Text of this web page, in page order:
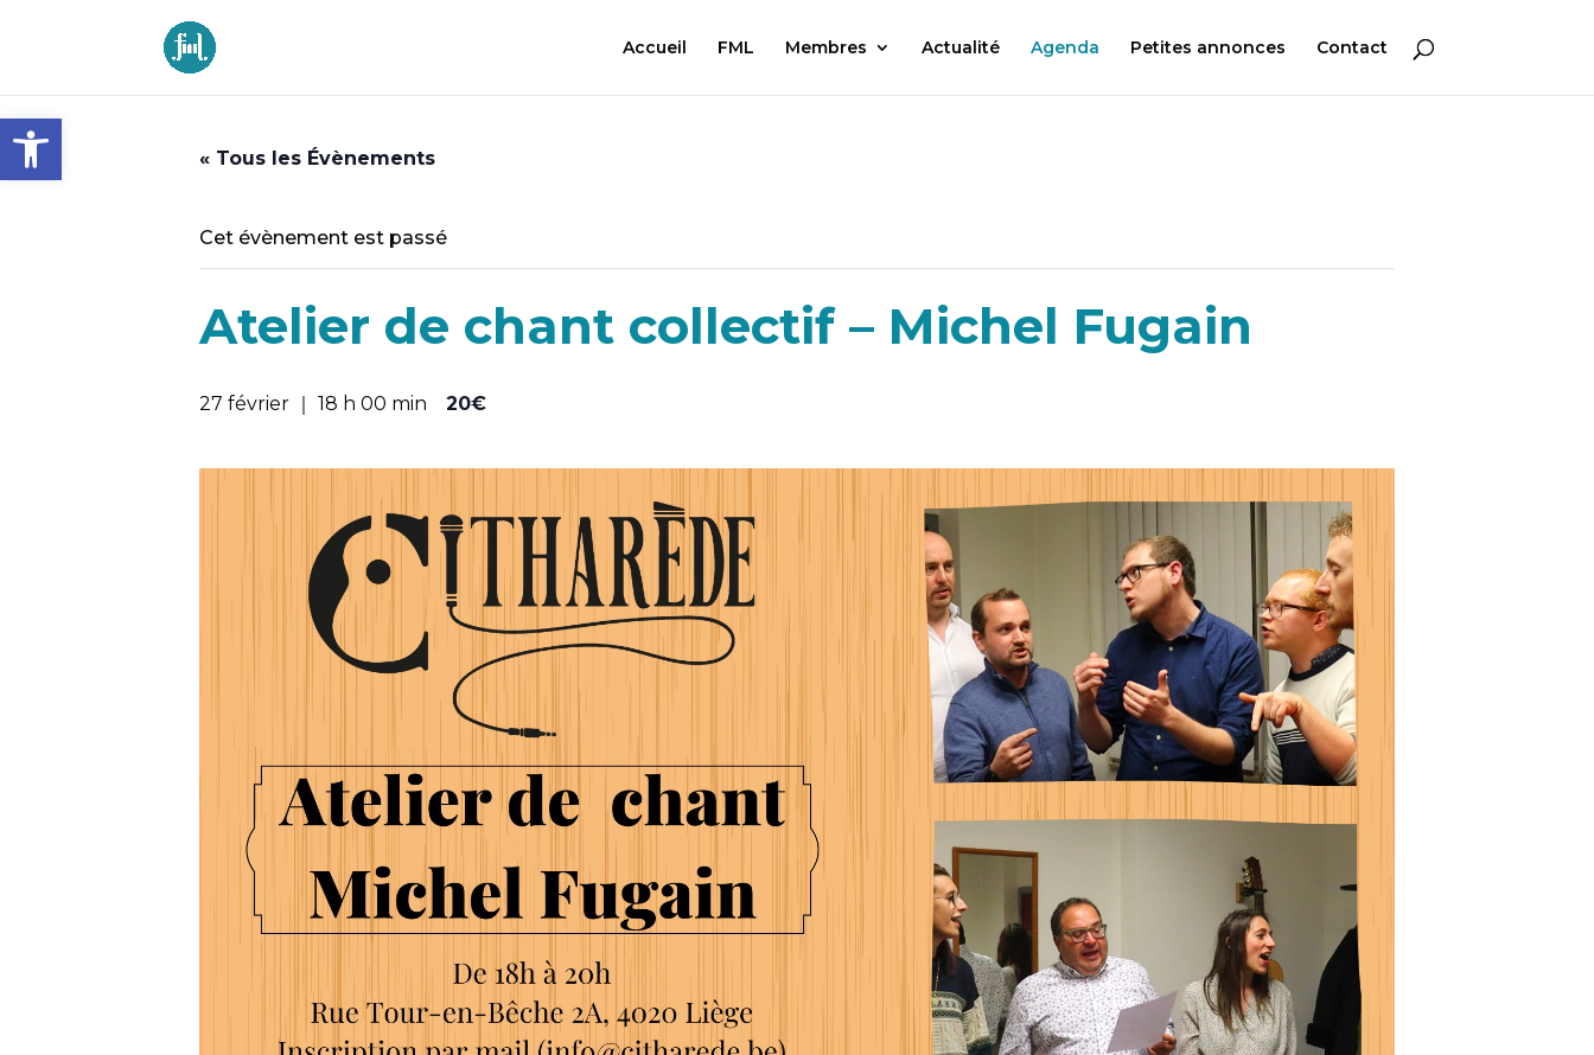
Ouvrir la barre d’outils
Accueil FML Membres Actualité Agenda Petites annonces Contact
« Tous les Évènements
Cet évènement est passé
Atelier de chant collectif – Michel Fugain
27 février ｜ 18 h 00 min 20€